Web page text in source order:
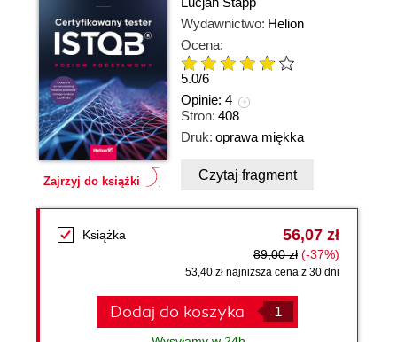
Zajrzyj do książki
Wydawnictwo: Helion
Ocena:
5.0/6
Opinie: 4
Stron: 408
Druk: oprawa miękka
Czytaj fragment
Książka 56,07 zł
89,00 zł (-37%)
53,40 zł najniższa cena z 30 dni
Dodaj do koszyka